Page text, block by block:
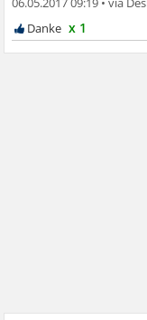
x 1